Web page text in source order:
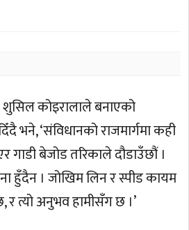
शुसिल कोइरालाले बनाएको
भने, ‘संविधानको राजमार्गमा कही
बेजोड तरिकाले दौडाउँछौं ।
हुँदैन । जोखिम लिन र स्पीड कायम
त्यो अनुभव हामीसँग छ ।’